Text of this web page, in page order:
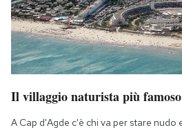
Il villaggio naturista più
A Cap d'Agde c'è chi va per stare nudo